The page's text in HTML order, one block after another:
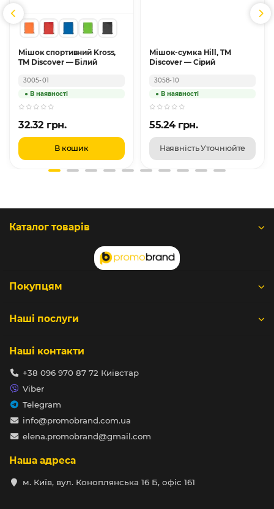
Мішок спортивний Kross,
TM Discover — Білий
3005-01
32.32 грн.
В кошик
Мішок-сумка Hill, TM
Discover — Сірий
3058-10
55.24 грн.
Наявність Уточнюйте
Каталог товарів
Покупцям
Наші послуги
Наші контакти
+38 096 970 87 72 Київстар
Viber
Telegram
info@promobrand.com.ua
elena.promobrand@gmail.com
Наша адреса
м. Київ, вул. Коноплянська 16 Б, офіс 161